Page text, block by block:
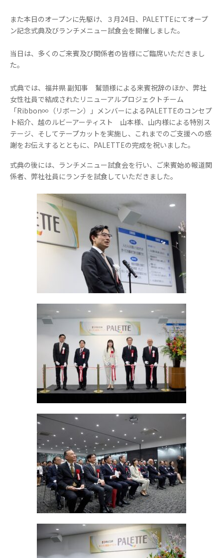
また本日のオープンに先駆け、３月24日、 PALETTEにてオープ
ン記念式典及びランチメニュー試食会を開催しました。
当日は、多くのご来賓及び関係者の皆様にご臨席いただきまし
た。
式典では、福井県 副知事 鷲頭様による来賓祝辞のほか、弊社
女性社員で結成されたリニューアルプロジェクトチーム
「Ribbon∞（リボーン）」メンバーによるPALETTEのコンセプ
ト紹介、越のルビーアーティスト 山本様、山内様による特別ス
テージ、そしてテープカットを実施し、これまでのご支援への感
謝をお伝えするとともに、 PALETTEの完成を祝いました。
式典の後には、ランチメニュー試食会を行い、ご来賓始め報道関
係者、弊社社員にランチを試食していただきました。